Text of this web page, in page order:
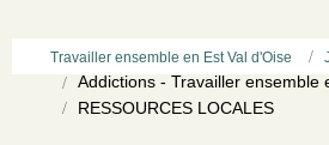
Travailler ensemble en Est Val d'Oise
Addictions - Travailler ensemble
RESSOURCES LOCALES